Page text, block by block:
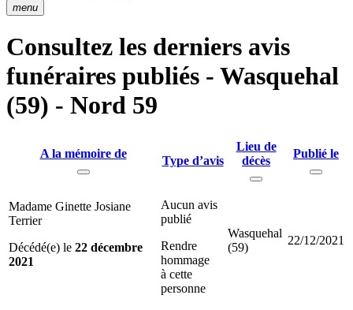
menu
Consultez les derniers avis
funéraires publiés - Wasquehal
(59) - Nord 59
A la mémoire de
Type d’avis
Lieu de
décès
Publié le
Madame Ginette Josiane
Terrier
Décédé(e) le 22 décembre
2021
Aucun avis
publié
Rendre
hommage
à cette
personne
Wasquehal
(59)
22/12/2021